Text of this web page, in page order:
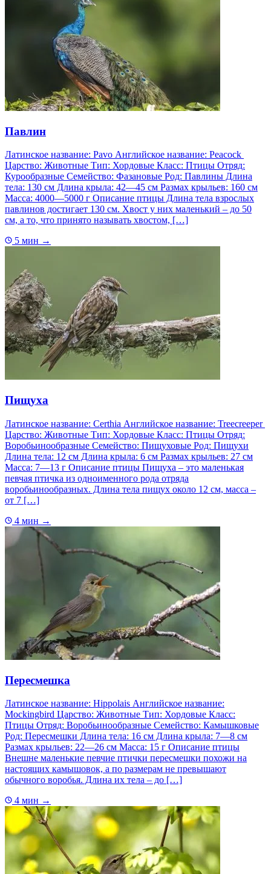
Павлин
Латинское название: Pavo Английское название: Peacock
Царство: Животные Тип: Хордовые Класс: Птицы Отряд:
Курообразные Семейство: Фазановые Род: Павлины Длина
тела: 130 см Длина крыла: 42—45 см Размах крыльев: 160 см
Масса: 4000—5000 г Описание птицы Длина тела взрослых
павлинов достигает 130 см. Хвост у них маленький – до 50
см, а то, что принято называть хвостом, […]
5 мин →
Пищуха
Латинское название: Certhia Английское название: Treecreeper
Царство: Животные Тип: Хордовые Класс: Птицы Отряд:
Воробьинообразные Семейство: Пищуховые Род: Пищухи
Длина тела: 12 см Длина крыла: 6 см Размах крыльев: 27 см
Масса: 7—13 г Описание птицы Пищуха – это маленькая
певчая птичка из одноименного рода отряда
воробьинообразных. Длина тела пищух около 12 см, масса –
от 7 […]
4 мин →
Пересмешка
Латинское название: Hippolais Английское название:
Mockingbird Царство: Животные Тип: Хордовые Класс:
Птицы Отряд: Воробьинообразные Семейство: Камышковые
Род: Пересмешки Длина тела: 16 см Длина крыла: 7—8 см
Размах крыльев: 22—26 см Масса: 15 г Описание птицы
Внешне маленькие певчие птички пересмешки похожи на
настоящих камышовок, а по размерам не превышают
обычного воробья. Длина их тела – до […]
4 мин →